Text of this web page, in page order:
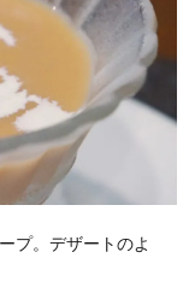
プ。デザートのよ